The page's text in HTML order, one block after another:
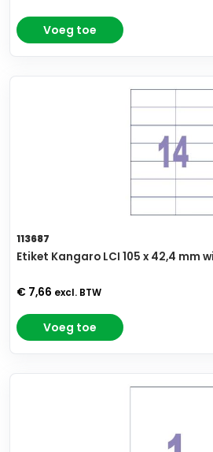
Voeg toe
113687
Etiket Kangaro LCI 105 x 42,4 mm
€ 7,66 excl. BTW
Voeg toe